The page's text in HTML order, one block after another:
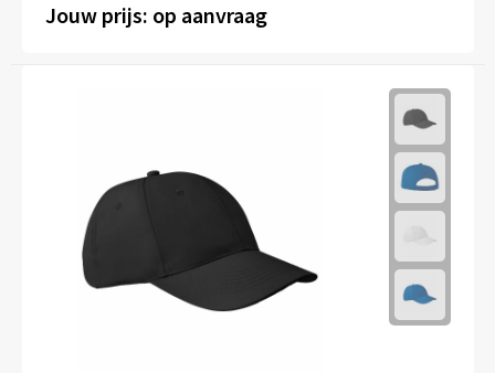
Jouw prijs: op aanvraag